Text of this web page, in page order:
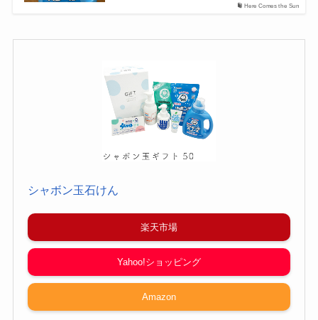
Here Comes the Sun
シャボン玉石けん
楽天市場
Yahoo!ショッピング
Amazon